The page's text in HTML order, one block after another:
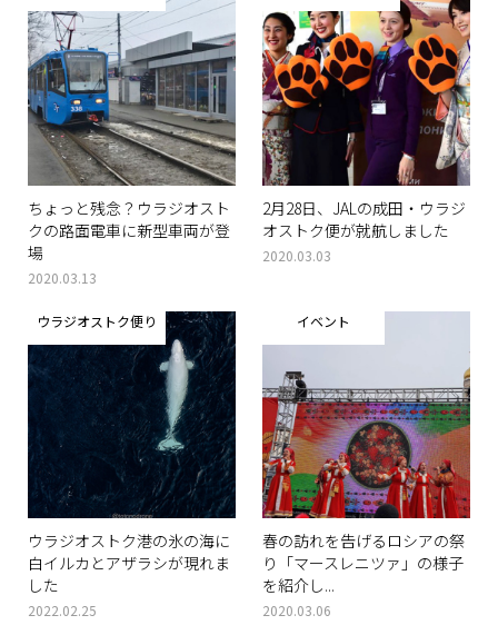
ちょっと残念？ウラジオスト
クの路面電車に新型車両が登
場
2020.03.13
2月28日、JALの成田・ウラジ
オストク便が就航しました
2020.03.03
ウラジオストク便り
ウラジオストク港の氷の海に
白イルカとアザラシが現れま
した
2022.02.25
イベント
春の訪れを告げるロシアの祭
り「マースレニツァ」の様子
を紹介し...
2020.03.06